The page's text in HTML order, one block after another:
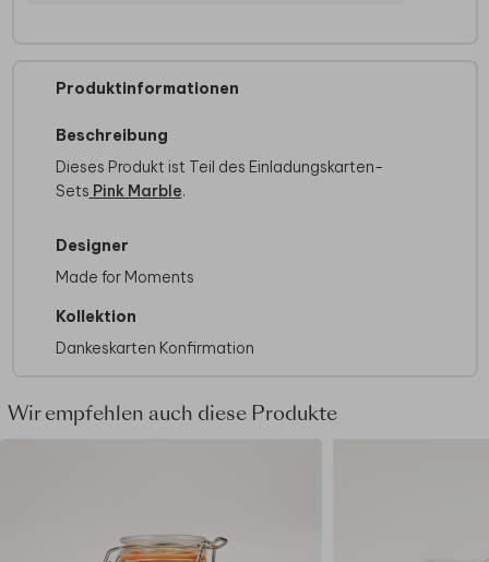
Produktinformationen
Beschreibung
Dieses Produkt ist Teil des Einladungskarten-
Sets Pink Marble.
Designer
Made for Moments
Kollektion
Dankeskarten Konfirmation
Wir empfehlen auch diese Produkte